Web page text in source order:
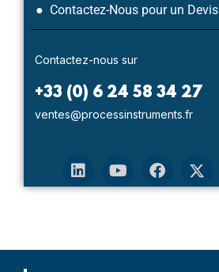
● Contactez-Nous pour un Devis
Contactez-nous sur
+33 (0) 6 24 58 34 27
ventes@processinstruments.fr